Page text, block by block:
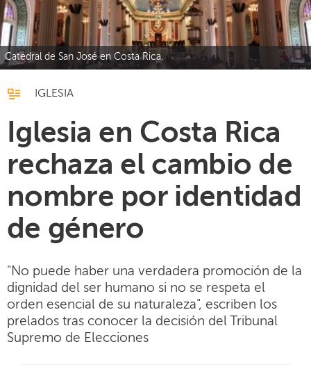
Catedral de San José en Costa Rica.
IGLESIA
Iglesia en Costa Rica
rechaza el cambio de
nombre por identidad
de género
"No puede haber una verdadera promoción de la
dignidad del ser humano si no se respeta el
orden esencial de su naturaleza", escriben los
prelados tras conocer la decisión del Tribunal
Supremo de Elecciones